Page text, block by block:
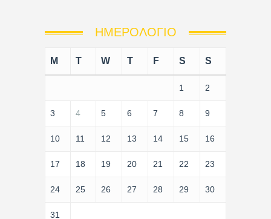
ΗΜΕΡΟΛΌΓΙΟ
M T W T F S S
1 2
3 4 5 6 7 8 9
10 11 12 13 14 15 16
17 18 19 20 21 22 23
24 25 26 27 28 29 30
31